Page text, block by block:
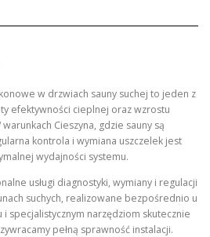
w drzwiach sauny suchej to jeden z
efektywności cieplnej oraz wzrostu
Cieszyna, gdzie sauny są
kontrola i wymiana uszczelek jest
wydajności systemu.
usługi diagnostyki, wymiany i regulacji
suchych, realizowane bezpośrednio u
specjalistycznym narzędziom skutecznie
pełną sprawność instalacji.